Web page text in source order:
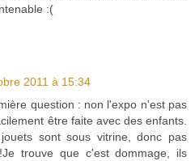
:(
2011 à 15:34
question : non l'expo n'est pas
être faite avec des enfants.
sont sous vitrine, donc pas
trouve que c'est dommage, ils